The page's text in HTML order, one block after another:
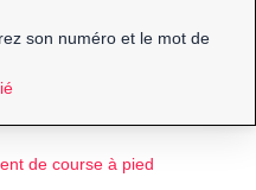
son numéro et le mot de